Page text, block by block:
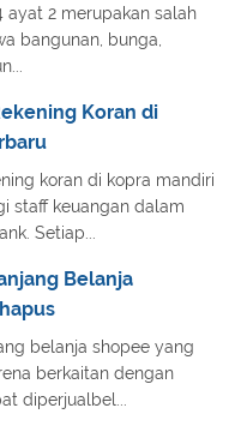
ayat 2 merupakan salah
bangunan, bunga,
Koran di
koran di kopra mandiri
staff keuangan dalam
Setiap...
Belanja
belanja shopee yang
berkaitan dengan
diperjualbel...